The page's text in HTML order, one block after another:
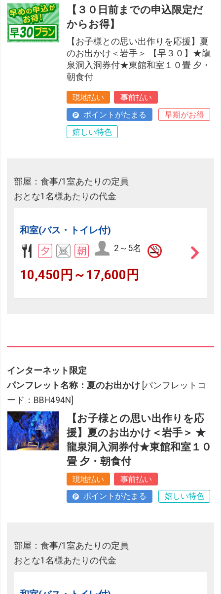
【３０日前までの申込限定だ
からお得】
【お子様との思い出作りを応援】夏
のお出かけ＜岩手＞ 【早３０】★龍
泉洞入洞券付★東館和室１０畳 夕・
朝食付
現地払い
事前払い
ポイントがたまる
早期がお得
嬉しい特色
部屋：食事/1室あたりの定員
おとな1名様あたりの代金
和室(バス・トイレ付)
2～5名
10,450円～17,600円
インターネット限定
パンフレット名称：夏のお出かけ [パンフレットコ
ード：BBH494N]
【お子様との思い出作りを応
援】夏のお出かけ＜岩手＞ ★
龍泉洞入洞券付★東館和室１０
畳 夕・朝食付
現地払い
事前払い
ポイントがたまる
嬉しい特色
部屋：食事/1室あたりの定員
おとな1名様あたりの代金